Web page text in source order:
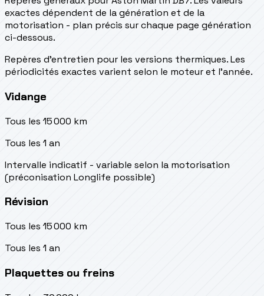
exactes dépendent de la génération et de la
motorisation - plan précis sur chaque page génération
ci-dessous.
Repères d’entretien pour les versions thermiques. Les
périodicités exactes varient selon le moteur et l’année.
Vidange
Tous les 15 000 km
Tous les 1 an
Intervalle indicatif - variable selon la motorisation
(préconisation Longlife possible)
Révision
Tous les 15 000 km
Tous les 1 an
Plaquettes ou freins